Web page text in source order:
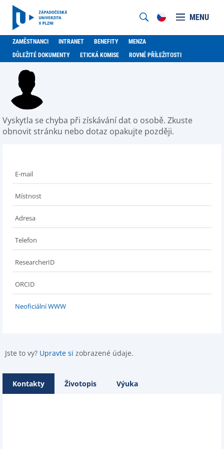
MENU
ZAMĚSTNANCI INTRANET BENEFITY
MENZA
DŮLEŽITÉ DOKUMENTY
ETICKÁ KOMISE ROVNÉ PŘÍLEŽITOSTI
Vyskytla se chyba při získávání dat o osobě. Zkuste
obnovit stránku nebo dotaz opakujte později.
E-mail
Místnost
Adresa
Telefon
ResearcherID
ORCID
Neoficiální WWW
Jste to vy? Upravte si zobrazené údaje.
Kontakty Životopis Výuka